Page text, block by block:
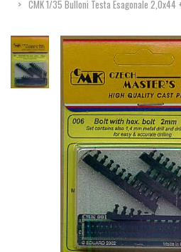
CMK 1/35 Bulloni Testa Esagonale 2,0x44